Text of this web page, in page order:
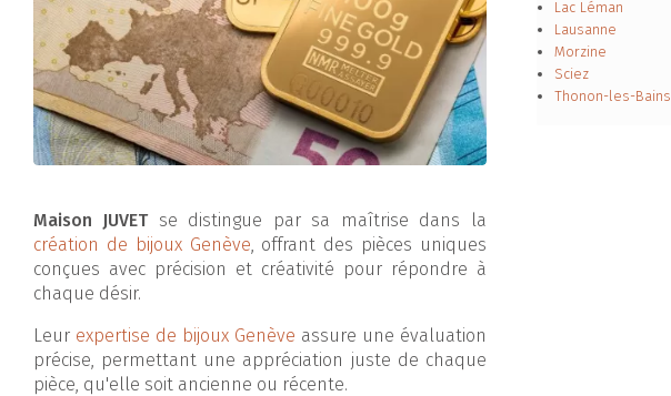
Maison JUVETse distingue par sa maîtrise dans la
création de bijoux Genève , offrant des pièces uniques
conçues avec précision et créativité pour répondre à
chaque désir.
Leur expertise de bijoux Genève assure une évaluation
précise, permettant une appréciation juste de chaque
pièce, qu'elle soit ancienne ou récente.
Lac Léman
Lausanne
Morzine
Sciez
Thonon-les-Bains